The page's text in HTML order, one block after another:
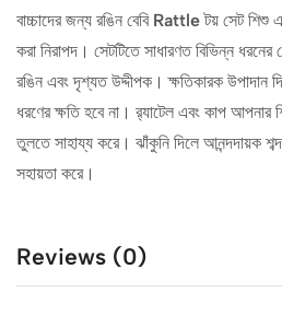
বাচ্চাদের জন্য রঙিন বেবি Rattle টয় সেট শিশু
করা নিরাপদ। সেটটিতে সাধারণত বিভিন্ন
রঙিন এবং দৃশ্যত উদ্দীপক। ক্ষতিকারক উপাদান
ধরণের ক্ষতি হবে না। র‍্যাটেল এবং কাপ
তুলতে সাহায্য করে। ঝাঁকুনি দিলে আনন্দদায়ক
সহায়তা করে।
Reviews (0)